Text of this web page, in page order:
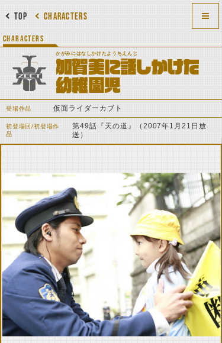
CHARACTERS
TOP
CHARACTERS
かがみにはなしかけたようちえんじ
加賀美に話しかけた
幼稚園児
登場作品 仮面ライダーカブト
初登場回/初登場作
品
第49話『天の道』（2007年1月21日放
送）